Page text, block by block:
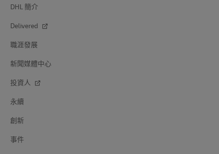
DHL 簡介
Delivered
職涯發展
新聞媒體中心
投資人
永續
創新
事件